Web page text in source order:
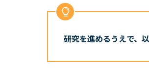
研究を進めるうえで、